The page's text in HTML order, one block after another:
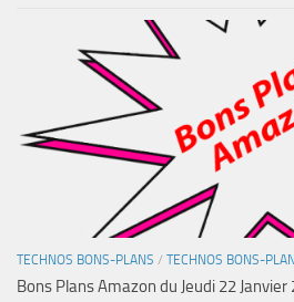
TECHNOS BONS-PLANS / TECHNOS BONS-
Bons Plans Amazon du Jeudi 22 Janvier